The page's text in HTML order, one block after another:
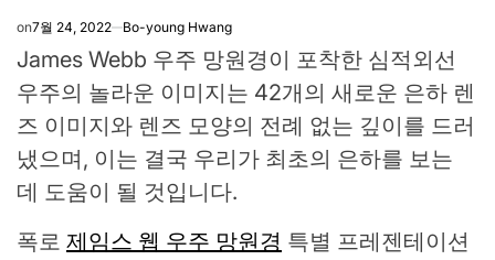
on7월 24, 2022 Bo-young Hwang
James Webb 우주 망원경이 포착한 심적외선
우주의 놀라운 이미지는 42개의 새로운 은하 렌
즈 이미지와 렌즈 모양의 전례 없는 깊이를 드러
냈으며, 이는 결국 우리가 최초의 은하를 보는
데 도움이 될 것입니다.
폭로 제임스 웹 우주 망원경 특별 프레젠테이션